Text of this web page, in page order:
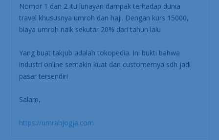
Nomor 1 dan 2 itu lunayan dampak terhadap dunia
travel khususnya umroh dan haji. Dengan kurs 15000,
biaya umroh naik sekutar 20% dari tahun lalu
Yang buat takjub adalah tokopedia. Ini bukti bahwa
industri online semakin kuat dan customernya sdh jadi
pasar tersendiri
Salam,
https://umrahjogja.com